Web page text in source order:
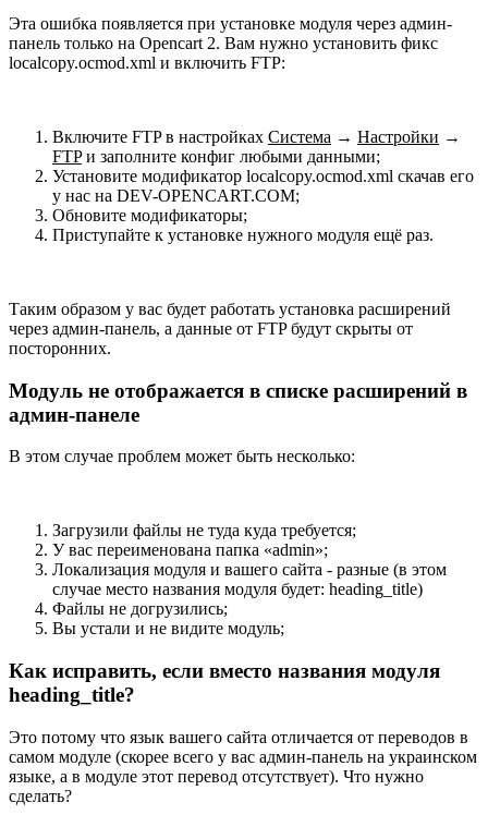
Эта ошибка появляется при установке модуля через админ-
панель только на Opencart 2. Вам нужно установить фикс
localcopy.ocmod.xml и включить FTP:
Включите FTP в настройках Система → Настройки →
FTPи заполните конфиг любыми данными;
Установите модификатор localcopy.ocmod.xml скачав его
у нас на DEV-OPENCART.COM;
Обновите модификаторы;
Приступайте к установке нужного модуля ещё раз.
Таким образом у вас будет работать установка расширений
через админ-панель, а данные от FTP будут скрыты от
посторонних.
Модуль не отображается в списке расширений в
админ-панеле
В этом случае проблем может быть несколько:
Загрузили файлы не туда куда требуется;
У вас переименована папка «admin»;
Локализация модуля и вашего сайта - разные (в этом
случае место названия модуля будет: heading_title)
Файлы не догрузились;
Вы устали и не видите модуль;
Как исправить, если вместо названия модуля
heading_title?
Это потому что язык вашего сайта отличается от переводов в
самом модуле (скорее всего у вас админ-панель на украинском
языке, а в модуле этот перевод отсутствует). Что нужно
сделать?